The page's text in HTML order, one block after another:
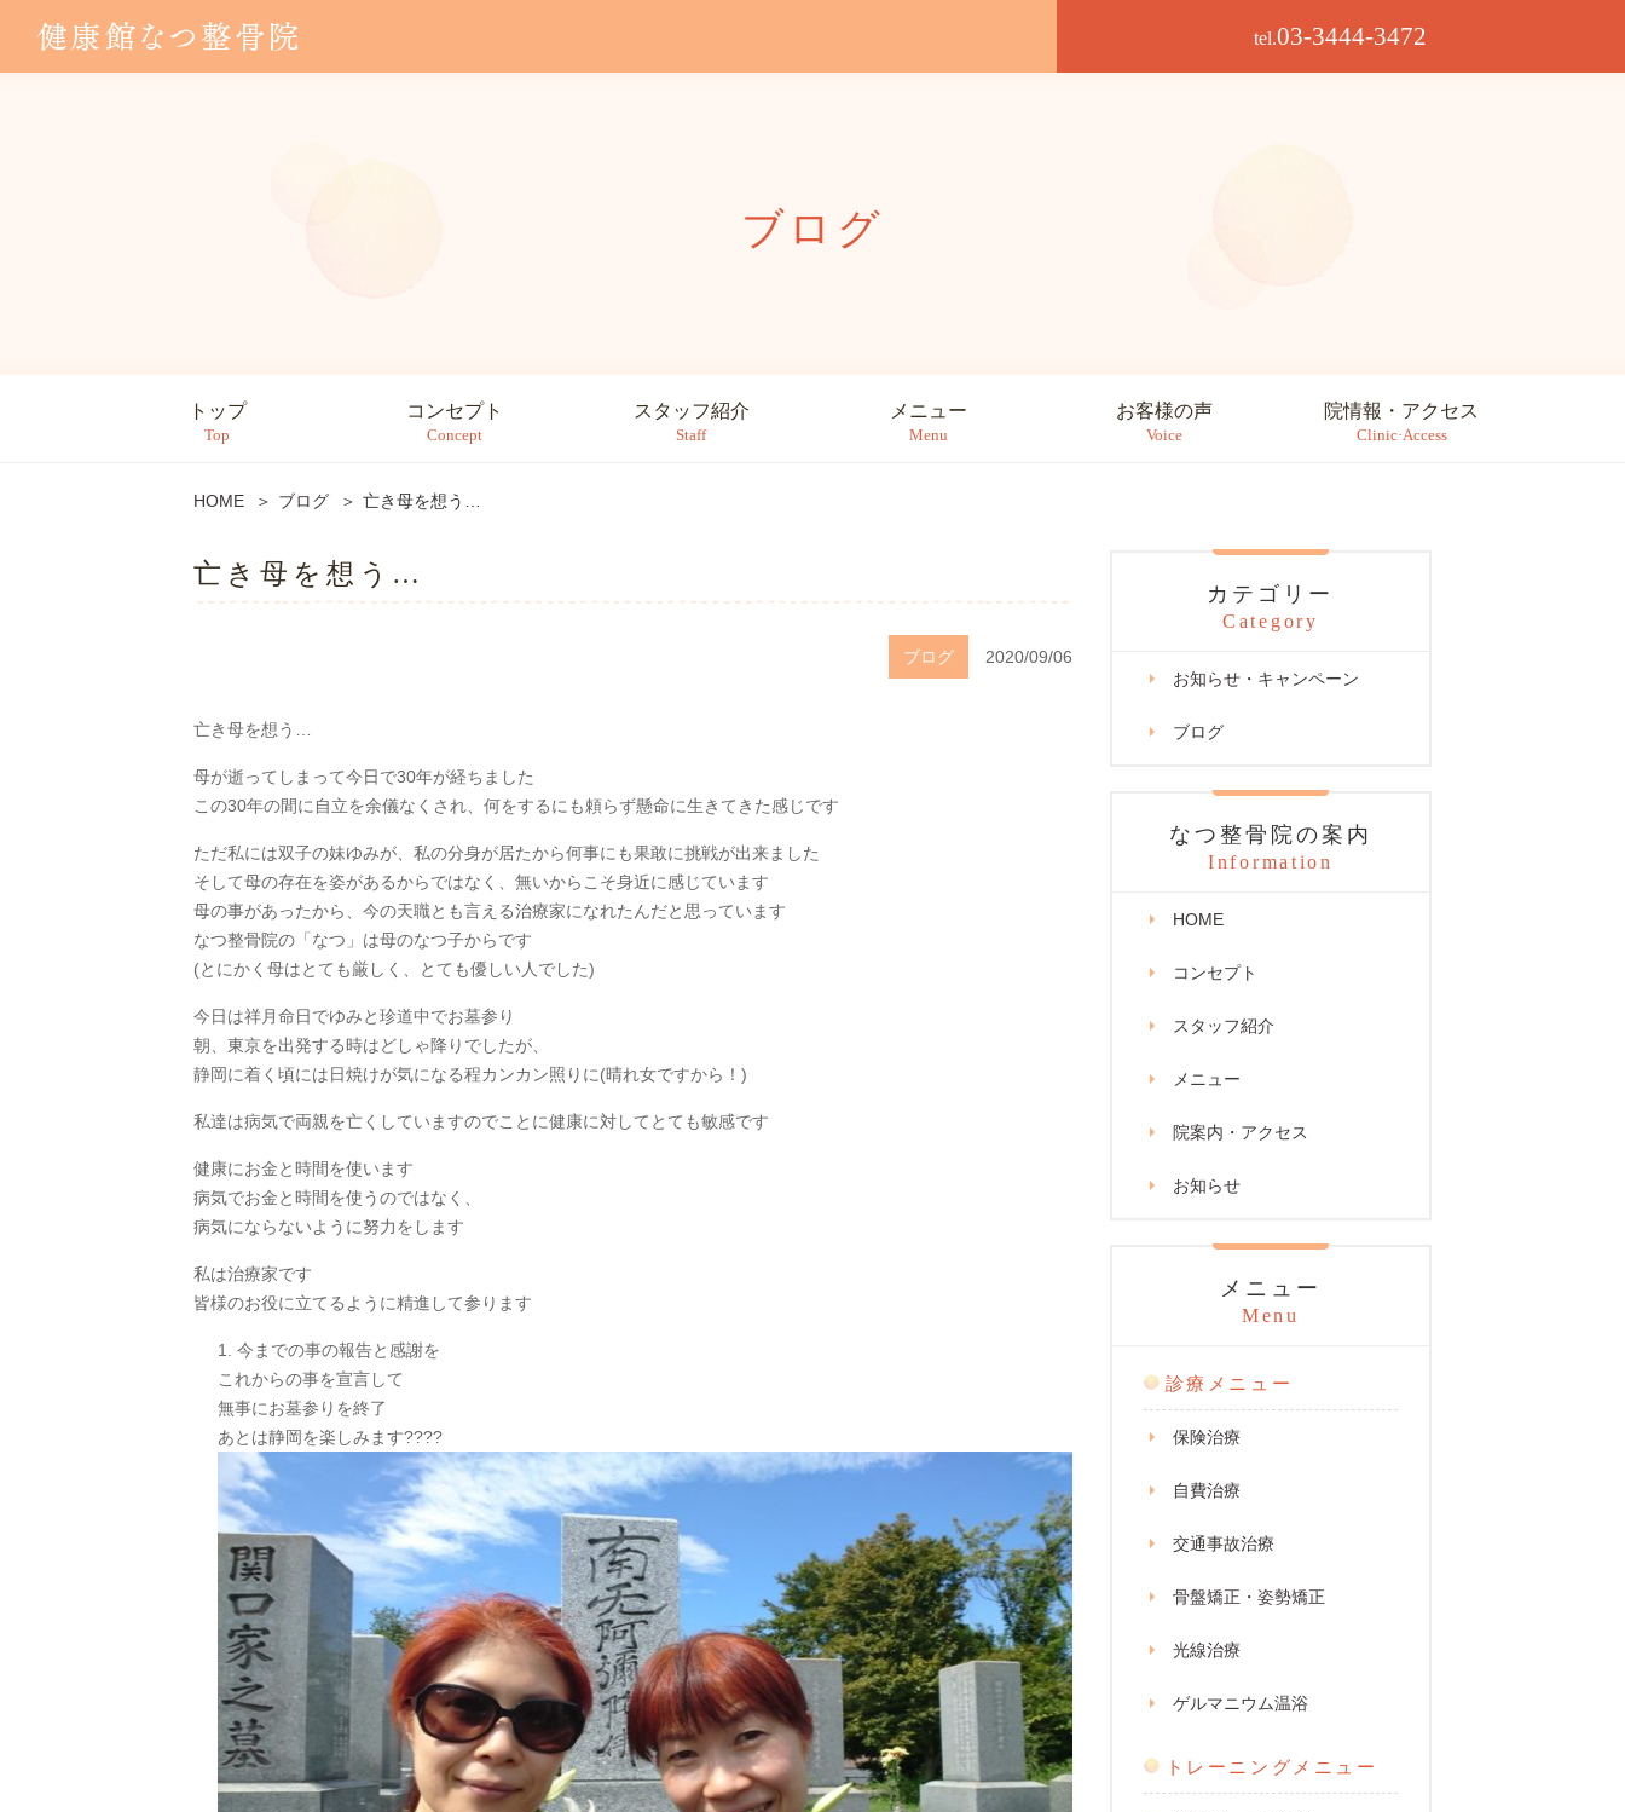
tel.03-3444-3472
ブログ
トップ
Top
コンセプト
Concept
スタッフ紹介
Staff
メニュー
Menu
お客様の声
Voice
院情報・アクセス
Clinic·Access
HOME ブログ 亡き母を想う…
亡き母を想う…
ブログ 2020/09/06
亡き母を想う…
母が逝ってしまって今日で30年が経ちました
この30年の間に自立を余儀なくされ、何をするにも頼らず懸命に生きてきた感じです
ただ私には双子の妹ゆみが、私の分身が居たから何事にも果敢に挑戦が出来ました
そして母の存在を姿があるからではなく、無いからこそ身近に感じています
母の事があったから、今の天職とも言える治療家になれたんだと思っています
なつ整骨院の「なつ」は母のなつ子からです
(とにかく母はとても厳しく、とても優しい人でした)
今日は祥月命日でゆみと珍道中でお墓参り
朝、東京を出発する時はどしゃ降りでしたが、
静岡に着く頃には日焼けが気になる程カンカン照りに(晴れ女ですから！)
私達は病気で両親を亡くしていますのでことに健康に対してとても敏感です
健康にお金と時間を使います
病気でお金と時間を使うのではなく、
病気にならないように努力をします
私は治療家です
皆様のお役に立てるように精進して参ります
今までの事の報告と感謝を
これからの事を宣言して
無事にお墓参りを終了
あとは静岡を楽しみます????
カテゴリー
Category
お知らせ・キャンペーン
ブログ
なつ整骨院の案内
Information
HOME
コンセプト
スタッフ紹介
メニュー
院案内・アクセス
お知らせ
メニュー
Menu
診療メニュー
保険治療
自費治療
交通事故治療
骨盤矯正・姿勢矯正
光線治療
ゲルマニウム温浴
トレーニングメニュー